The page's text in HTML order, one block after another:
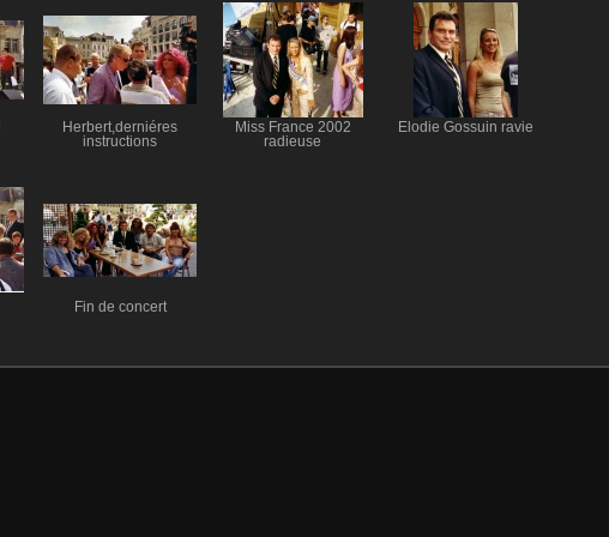
Herbert,derniéres
instructions
Miss France 2002
radieuse
Elodie Gossuin ravie
Fin de concert